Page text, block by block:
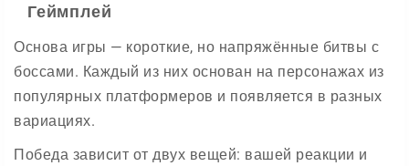
Геймплей
Основа игры — короткие, но напряжённые битвы с
боссами. Каждый из них основан на персонажах из
популярных платформеров и появляется в разных
вариациях.
Победа зависит от двух вещей: вашей реакции и